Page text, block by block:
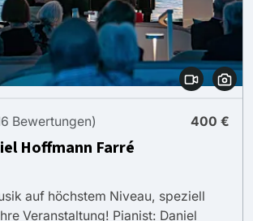
Bewertungen) 400 €
Hoffmann Farré
auf höchstem Niveau, speziell
Veranstaltung! Pianist: Daniel